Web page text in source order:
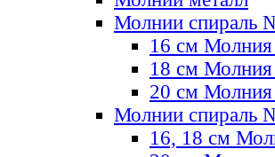
Молнии спираль
16 см
18 см
20 см
Молнии спираль
16, 18 см